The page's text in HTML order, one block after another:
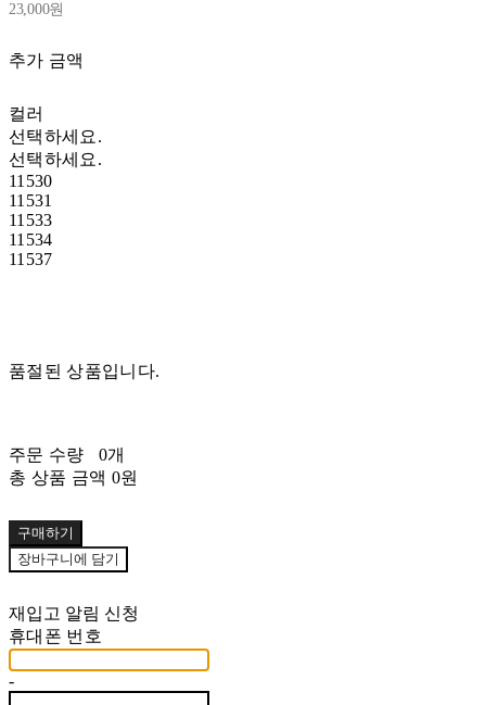
23,000원
추가 금액
컬러
선택하세요.
선택하세요.
11530
11531
11533
11534
11537
품절된 상품입니다.
주문 수량
0개
총 상품 금액 0원
구매하기
장바구니에 담기
재입고 알림 신청
휴대폰 번호
-